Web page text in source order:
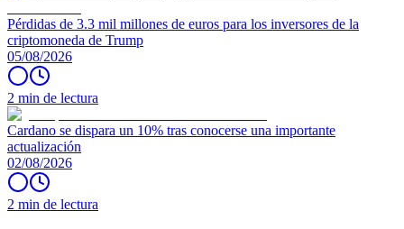
Pérdidas de 3.3 mil millones de euros para los inversores de la
criptomoneda de Trump
05/08/2026
2 min de lectura
Cardano se dispara un 10% tras conocerse una importante
actualización
02/08/2026
2 min de lectura